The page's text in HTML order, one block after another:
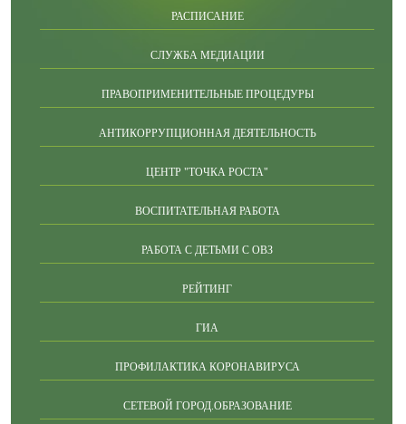
РАСПИСАНИЕ
СЛУЖБА МЕДИАЦИИ
ПРАВОПРИМЕНИТЕЛЬНЫЕ ПРОЦЕДУРЫ
АНТИКОРРУПЦИОННАЯ ДЕЯТЕЛЬНОСТЬ
ЦЕНТР "ТОЧКА РОСТА"
ВОСПИТАТЕЛЬНАЯ РАБОТА
РАБОТА С ДЕТЬМИ С ОВЗ
РЕЙТИНГ
ГИА
ПРОФИЛАКТИКА КОРОНАВИРУСА
СЕТЕВОЙ ГОРОД.ОБРАЗОВАНИЕ